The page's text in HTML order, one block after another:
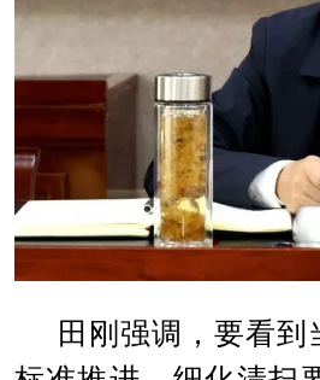
田刚强调，要看